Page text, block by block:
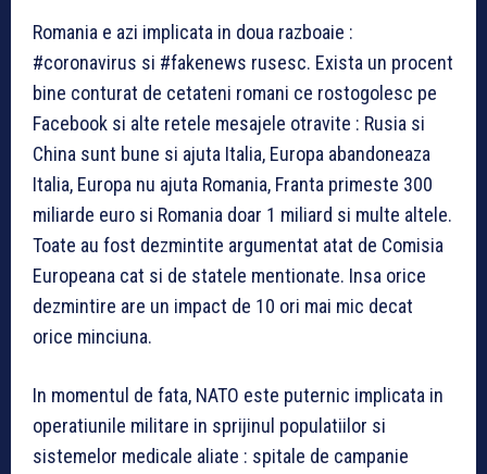
Romania e azi implicata in doua razboaie :
#coronavirus si #fakenews rusesc. Exista un procent
bine conturat de cetateni romani ce rostogolesc pe
Facebook si alte retele mesajele otravite : Rusia si
China sunt bune si ajuta Italia, Europa abandoneaza
Italia, Europa nu ajuta Romania, Franta primeste 300
miliarde euro si Romania doar 1 miliard si multe altele.
Toate au fost dezmintite argumentat atat de Comisia
Europeana cat si de statele mentionate. Insa orice
dezmintire are un impact de 10 ori mai mic decat
orice minciuna.
In momentul de fata, NATO este puternic implicata in
operatiunile militare in sprijinul populatiilor si
sistemelor medicale aliate : spitale de campanie